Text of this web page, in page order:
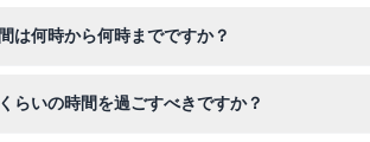
は何時から何時までですか？
にご確認ください）
らいの時間を過ごすべきですか？